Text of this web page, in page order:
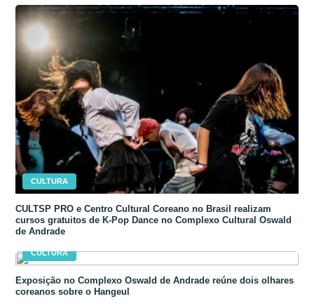
CULTURA
CULTSP PRO e Centro Cultural Coreano no Brasil realizam
cursos gratuitos de K-Pop Dance no Complexo Cultural Oswald
de Andrade
CULTURA
Exposição no Complexo Oswald de Andrade reúne dois olhares
coreanos sobre o Hangeul